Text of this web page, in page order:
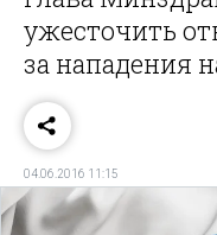
ужесточить
за нападения
04.06.2016 11:15